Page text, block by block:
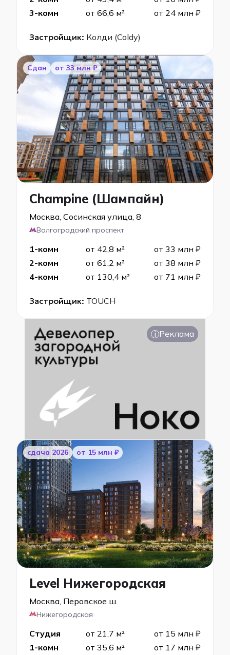
3-комн
от 66,6 м² от 24 млн ₽
Застройщик: Колди (Coldy)
Сдан от 33 млн ₽
Champine (Шампайн)
Москва, Сосинская улица, 8
Волгоградский проспект
1-комн от 42,8 м²
от 33 млн ₽
2-комн
от 61,2 м²
от 38 млн ₽
4-комн
от 130,4 м² от 71 млн ₽
Застройщик: TOUCH
i Реклама
cдача 2026 от 15 млн ₽
Level Нижегородская
Москва, Перовское ш.
Нижегородская
Студия от 21,7 м²
от 15 млн ₽
1-комн
от 35,6 м²
от 17 млн ₽